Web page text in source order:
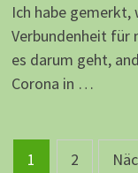
Ich habe
Verbundenheit für
es darum geht,
Corona in …
1 2